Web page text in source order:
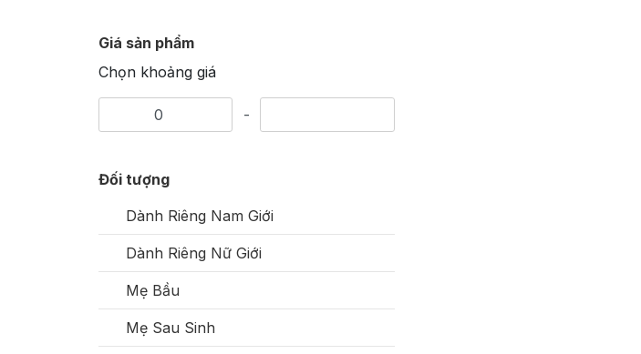
Giá sản phẩm
Chọn khoảng giá
-
Đối tượng
Dành Riêng Nam Giới
Dành Riêng Nữ Giới
Mẹ Bầu
Mẹ Sau Sinh